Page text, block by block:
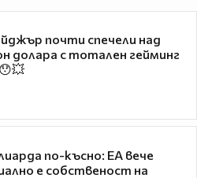
почти спечели над
долара с тотален гейминг
по-късно: EA вече
е собственост на